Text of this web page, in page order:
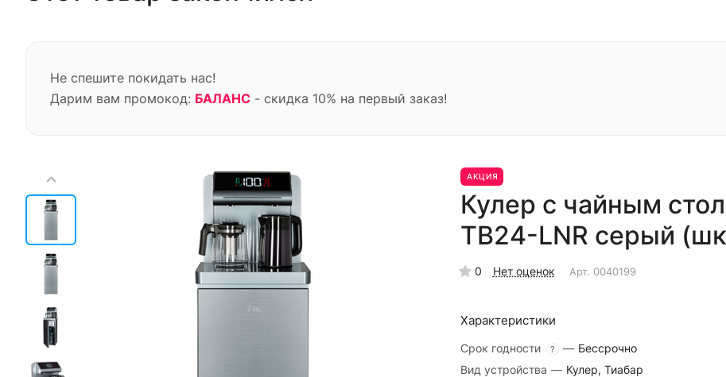
Не спешите покидать нас!
Дарим вам промокод: БАЛАНС - скидка 10% на первый заказ!
АКЦИЯ
Кулер с чайным
TB24-LNR серый
0 Нет оценок Арт. 0040199
Характеристики
Срок годности ? — Бессрочно
Вид устройства — Кулер, Тиабар